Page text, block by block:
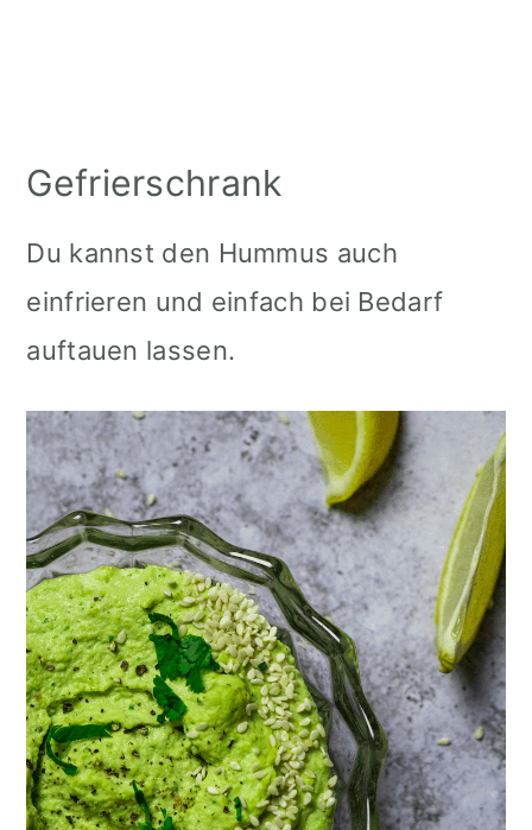
Gefrierschrank
Du kannst den Hummus auch
einfrieren und einfach bei Bedarf
auftauen lassen.